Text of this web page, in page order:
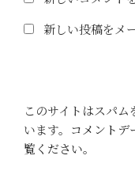
新しい投稿をメ
このサイトはスパ
います。 コメントデ
覧ください。